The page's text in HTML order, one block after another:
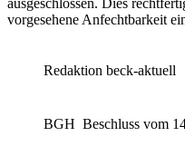
ausgeschlossen. Dies
vorgesehene Anfechtbarkeit
Redaktion beck-aktuell
BGH Beschluss vom